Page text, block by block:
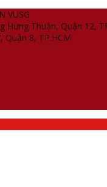
VUSG
Hưng Thuận, Quận 12,
Quận 8, TP.HCM